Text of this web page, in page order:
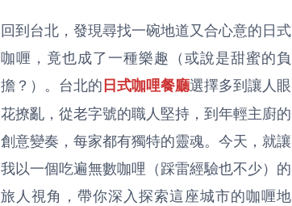
回到台北，發現尋找一碗地道又合心意的日式
咖喱，竟也成了一種樂趣（或說是甜蜜的負
擔？）。台北的日式咖哩餐廳選擇多到讓人眼
花撩亂，從老字號的職人堅持，到年輕主廚的
創意變奏，每家都有獨特的靈魂。今天，就讓
我以一個吃遍無數咖哩（踩雷經驗也不少）的
旅人視角，帶你深入探索這座城市的咖喱地